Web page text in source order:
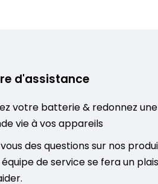
d'assistance
votre batterie & redonnez une
vie à vos appareils
des questions sur nos
de service se fera un